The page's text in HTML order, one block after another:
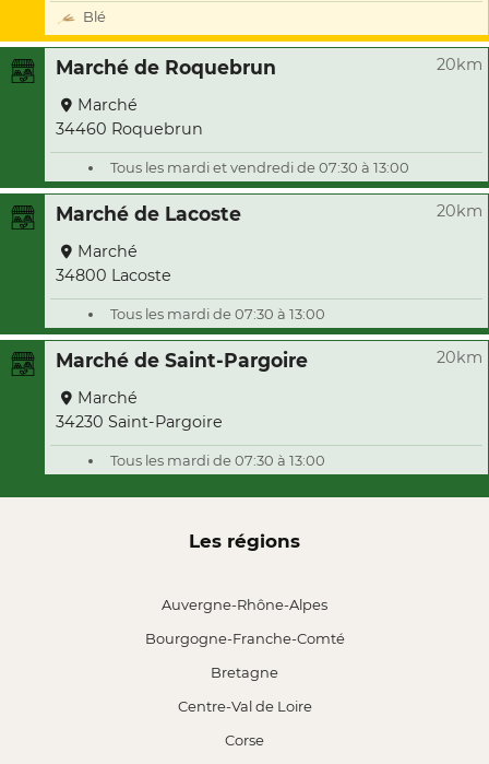
Blé
Marché de Roquebrun 20km
Marché
34460 Roquebrun
Tous les mardi et vendredi de 07:30 à 13:00
Marché de Lacoste 20km
Marché
34800 Lacoste
Tous les mardi de 07:30 à 13:00
Marché de Saint-Pargoire 20km
Marché
34230 Saint-Pargoire
Tous les mardi de 07:30 à 13:00
Les régions
Auvergne-Rhône-Alpes
Bourgogne-Franche-Comté
Bretagne
Centre-Val de Loire
Corse